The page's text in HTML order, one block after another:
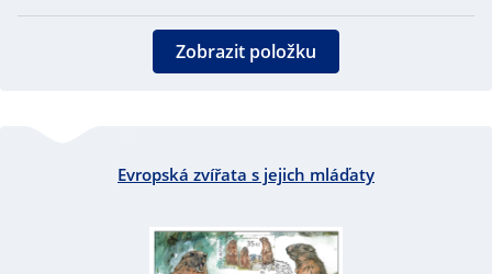
Zobrazit položku
Evropská zvířata s jejich mláďaty